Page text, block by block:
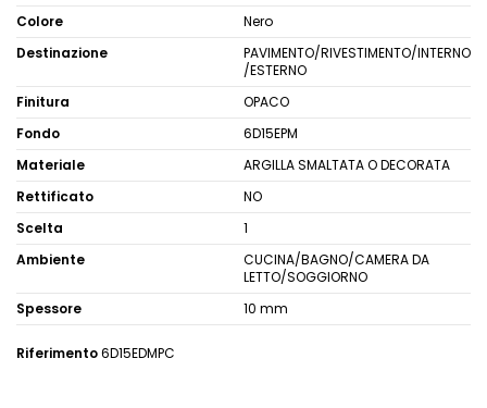
Colore
Nero
Destinazione
PAVIMENTO/RIVESTIMENTO/INTERNO
/ESTERNO
Finitura
OPACO
Fondo
6D15EPM
Materiale
ARGILLA SMALTATA O DECORATA
Rettificato
NO
Scelta
1
Ambiente
CUCINA/BAGNO/CAMERA DA
LETTO/SOGGIORNO
Spessore
10 mm
Riferimento6D15EDMPC